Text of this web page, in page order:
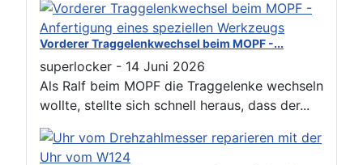
Vorderer Traggelenkwechsel beim MOPF -...
superlocker - 14 Juni 2026
Als Ralf beim MOPF die Traggelenke wechseln
wollte, stellte sich schnell heraus, dass der...